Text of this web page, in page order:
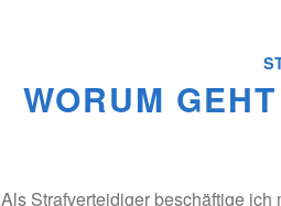
WORUM
Als Strafverteidiger beschäftige